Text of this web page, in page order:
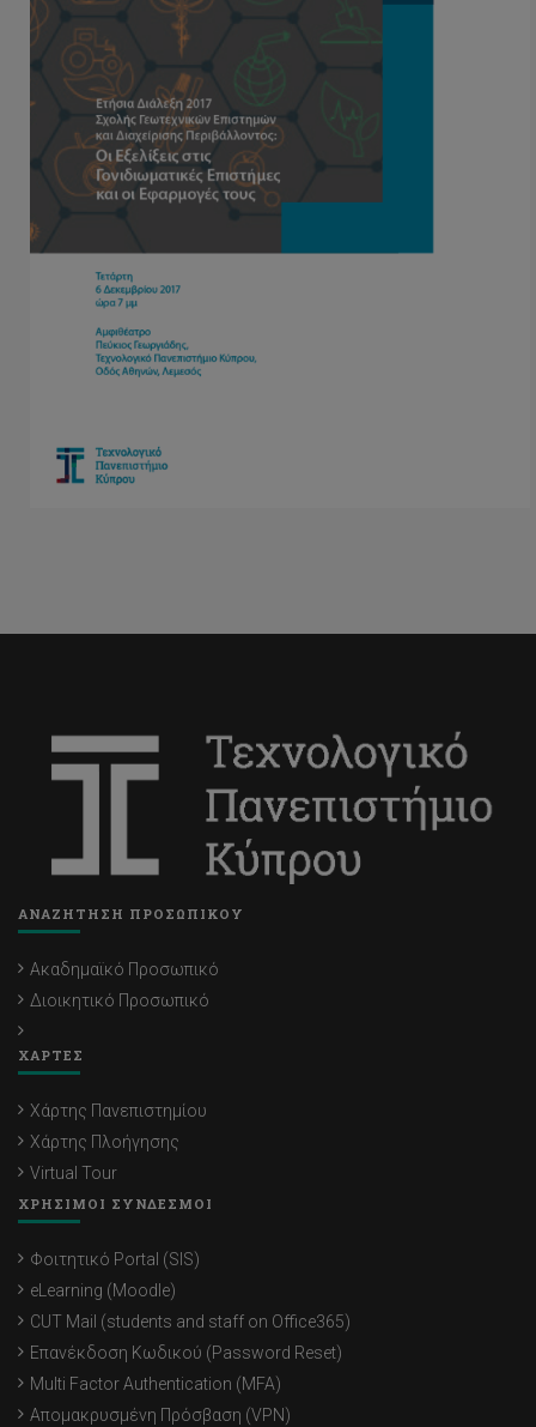
ΑΝΑΖΗΤΗΣΗ ΠΡΟΣΩΠΙΚΟΥ
Ακαδημαϊκό Προσωπικό
Διοικητικό Προσωπικό
ΧΑΡΤΕΣ
Χάρτης Πανεπιστημίου
Χάρτης Πλοήγησης
Virtual Tour
ΧΡΗΣΙΜΟΙ ΣΥΝΔΕΣΜΟΙ
Φοιτητικό Portal (SIS)
eLearning (Moodle)
CUT Mail (students and staff on Office365)
Επανέκδοση Κωδικού (Password Reset)
Multi Factor Authentication (MFA)
Απομακρυσμένη Πρόσβαση (VPN)